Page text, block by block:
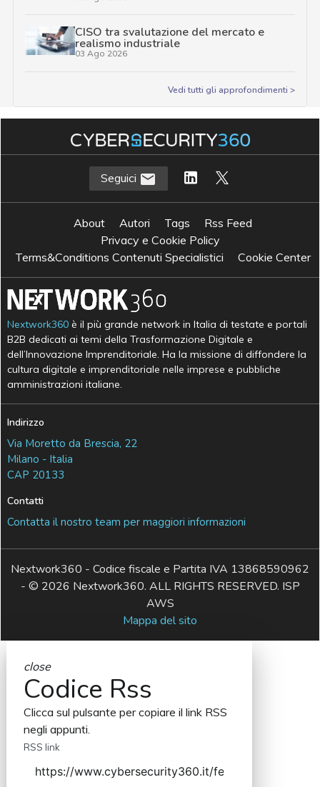
CISO tra svalutazione del mercato e
realismo industriale
03 Ago 2026
Vedi tutti gli approfondimenti >
Seguici
About Autori Tags
Rss Feed
Privacy e Cookie Policy
Terms&Conditions Contenuti Specialistici
Cookie Center
Nextwork360 è il più grande network in Italia di testate e portali
B2B dedicati ai temi della Trasformazione Digitale e
dell’Innovazione Imprenditoriale. Ha la missione di diffondere la
cultura digitale e imprenditoriale nelle imprese e pubbliche
amministrazioni italiane.
Indirizzo
Via Moretto da Brescia, 22
Milano - Italia
CAP 20133
Contatti
Contatta il nostro team per maggiori informazioni
Nextwork360 - Codice fiscale e Partita IVA 13868590962
- © 2026 Nextwork360. ALL RIGHTS RESERVED. ISP
AWS
Mappa del sito
close
Codice Rss
Clicca sul pulsante per copiare il link RSS
negli appunti.
RSS link